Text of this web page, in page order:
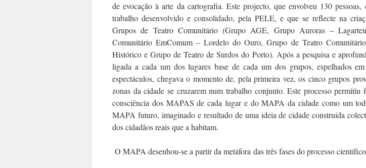
de evocação à arte da cartografia. Este projecto, que envolveu 130
trabalho desenvolvido e consolidado, pela PELE, e que se reflecte na
Grupos de Teatro Comunitário (Grupo AGE, Grupo Auroras –
Comunitário EmComum – Lordelo do Ouro, Grupo de Teatro
Histórico e Grupo de Teatro de Surdos do Porto). Após a pesquisa e
ligada a cada um dos lugares base de cada um dos grupos, espelhados
espectáculos, chegava o momento de, pela primeira vez, os cinco grupos
zonas da cidade se cruzarem num trabalho conjunto. Este processo permitiu
consciência dos MAPAS de cada lugar e do MAPA da cidade como um
MAPA futuro, imaginado e resultado de uma ideia de cidade construída
dos cidadãos reais que a habitam.
O MAPA desenhou-se a partir da metáfora das três fases do processo